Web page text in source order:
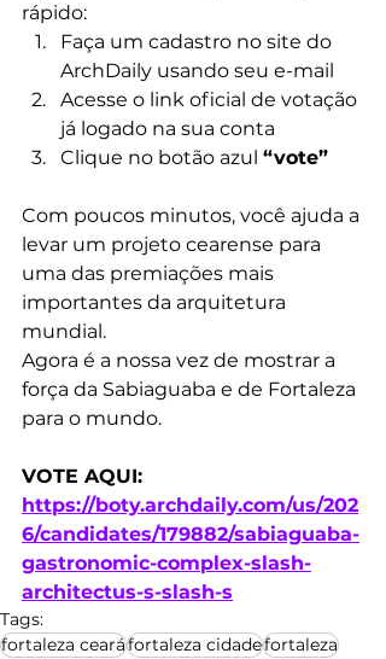
rápido:
Faça um cadastro no site do
ArchDaily usando seu e-mail
Acesse o link oficial de votação
já logado na sua conta
Clique no botão azul “vote”
Com poucos minutos, você ajuda a
levar um projeto cearense para
uma das premiações mais
importantes da arquitetura
mundial.
Agora é a nossa vez de mostrar a
força da Sabiaguaba e de Fortaleza
para o mundo.
VOTE AQUI:
https://boty.archdaily.com/us/202
6/candidates/179882/sabiaguaba-
gastronomic-complex-slash-
architectus-s-slash-s
Tags:
fortaleza cearáfortaleza cidadefortaleza